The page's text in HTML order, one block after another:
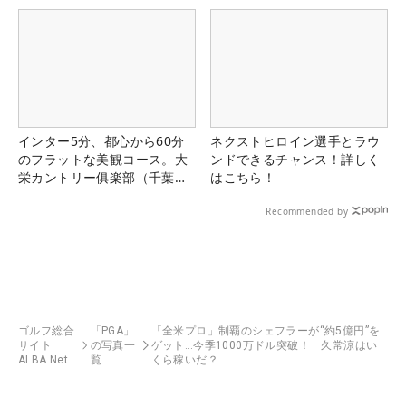
インター5分、都心から60分
のフラットな美観コース。大
栄カントリー俱楽部（千葉
ネクストヒロイン選手とラウ
ンドできるチャンス！詳しく
はこちら！
Recommended by
ゴルフ総合
サイト
ALBA Net
「PGA」
の写真一
覧
「全米プロ」制覇のシェフラーが“約5億円”を
ゲット…今季1000万ドル突破！ 久常涼はい
くら稼いだ？